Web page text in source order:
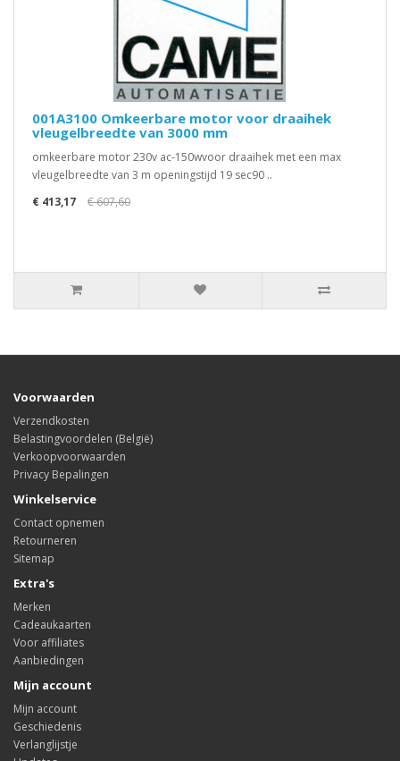
001A3100 Omkeerbare motor voor draaihek
vleugelbreedte van 3000 mm
omkeerbare motor 230v ac-150wvoor draaihek met een max
vleugelbreedte van 3 m openingstijd 19 sec90 ..
€ 413,17
€ 607,60
Voorwaarden
Verzendkosten
Belastingvoordelen (België)
Verkoopvoorwaarden
Privacy Bepalingen
Winkelservice
Contact opnemen
Retourneren
Sitemap
Extra's
Merken
Cadeaukaarten
Voor affiliates
Aanbiedingen
Mijn account
Mijn account
Geschiedenis
Verlanglijstje